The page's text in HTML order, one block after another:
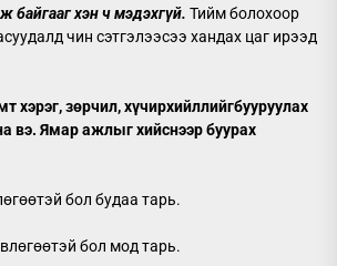
хэн ч мэдэхгүй. Тийм болохоор
чин сэтгэлээсээ хандах цаг ирээд
хэрэг, зөрчил, хүчирхийллийгбууруулах
вэ. Ямар ажлыг хийснээр буурах
бол будаа тарь.
бол мод тарь.